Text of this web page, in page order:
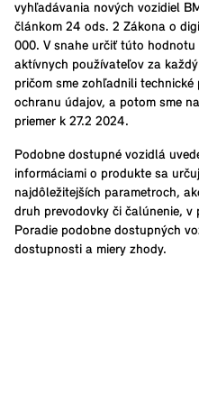
vyhľadávania nových vozidiel
článkom 24 ods. 2 Zákona o
000. V snahe určiť túto
aktívnych používateľov za
pričom sme zohľadnili
ochranu údajov, a potom sme
priemer k 27.2 2024.
Podobne dostupné vozidlá
informáciami o produkte sa
najdôležitejších parametroch,
druh prevodovky či čalúnenie, v
Poradie podobne dostupných
dostupnosti a miery zhody.